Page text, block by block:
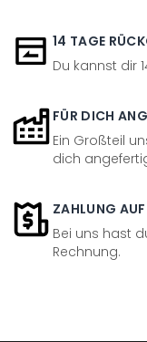
14 TAGE
Du kannst dir
FÜR DICH
Ein Großteil
dich
ZAHLUNG
Bei uns hast
Rechnung.